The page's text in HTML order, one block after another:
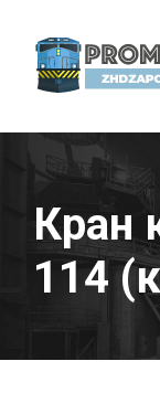
Кран
114